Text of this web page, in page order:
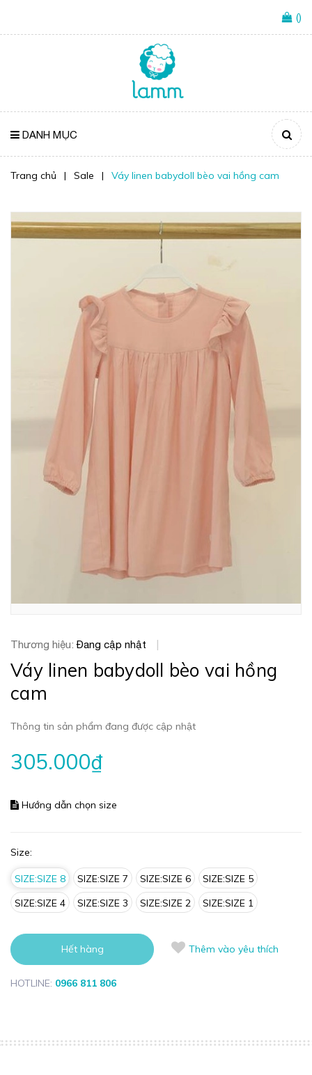
()
DANH MỤC
Trang chủ | Sale | Váy linen babydoll bèo vai hồng cam
Thương hiệu:Đang cập nhật
Váy linen babydoll bèo vai hồng
cam
Thông tin sản phẩm đang được cập nhật
305.000₫
Hướng dẫn chọn size
Size:
SIZE:SIZE 8 SIZE:SIZE 7 SIZE:SIZE 6
SIZE:SIZE 5
SIZE:SIZE 4
SIZE:SIZE 3 SIZE:SIZE 2 SIZE:SIZE 1
Hết hàng Thêm vào yêu thích
HOTLINE: 0966 811 806